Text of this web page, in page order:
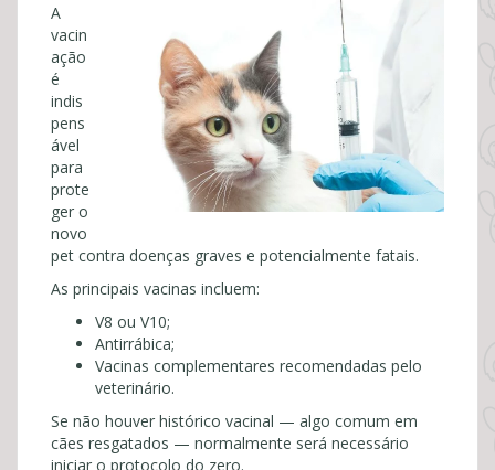
A
vacin
ação
é
indis
pens
ável
para
prote
ger o
novo
pet contra doenças graves e potencialmente fatais.
As principais vacinas incluem:
V8 ou V10;
Antirrábica;
Vacinas complementares recomendadas pelo
veterinário.
Se não houver histórico vacinal — algo comum em
cães resgatados — normalmente será necessário
iniciar o protocolo do zero.